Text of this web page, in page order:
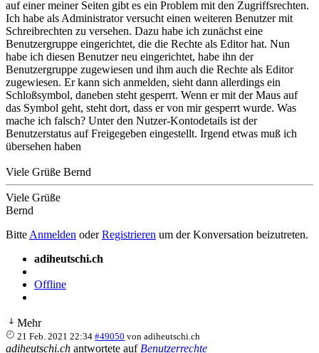
auf einer meiner Seiten gibt es ein Problem mit den Zugriffsrechten.
Ich habe als Administrator versucht einen weiteren Benutzer mit
Schreibrechten zu versehen. Dazu habe ich zunächst eine
Benutzergruppe eingerichtet, die die Rechte als Editor hat. Nun
habe ich diesen Benutzer neu eingerichtet, habe ihn der
Benutzergruppe zugewiesen und ihm auch die Rechte als Editor
zugewiesen. Er kann sich anmelden, sieht dann allerdings ein
Schloßsymbol, daneben steht gesperrt. Wenn er mit der Maus auf
das Symbol geht, steht dort, dass er von mir gesperrt wurde. Was
mache ich falsch? Unter den Nutzer-Kontodetails ist der
Benutzerstatus auf Freigegeben eingestellt. Irgend etwas muß ich
übersehen haben
Viele Grüße Bernd
Viele Grüße
Bernd
Bitte Anmelden oderRegistrieren um der Konversation beizutreten.
adiheutschi.ch
Offline
Mehr
21 Feb. 2021 22:34 #49050 vonadiheutschi.ch
adiheutschi.ch antwortete auf Benutzerrechte